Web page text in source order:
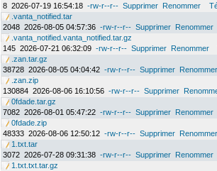
8 2026-07-19 16:54:18 -rw-r--r-- Supprimer Renommer
.vanta_notified.tar
2048 2026-08-05 04:57:36 -rw-r--r-- Supprimer Renommer
.vanta_notified.vanta_notified.tar.gz
145 2026-07-21 06:32:09 -rw-r--r-- Supprimer Renommer
.zan.tar.gz
38728 2026-08-05 04:04:42 -rw-r--r-- Supprimer Renommer
.zan.zip
130884 2026-08-06 16:10:56 -rw-r--r-- Supprimer
0fdade.tar.gz
7082 2026-08-01 05:47:22 -rw-r--r-- Supprimer Renommer
0fdade.zip
48333 2026-08-06 12:50:12 -rw-r--r-- Supprimer Renommer
1.txt.tar
3072 2026-07-28 09:31:38 -rw-r--r-- Supprimer Renommer
1.txt.txt.tar.gz